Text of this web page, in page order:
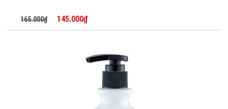
165.000₫ 145.000₫